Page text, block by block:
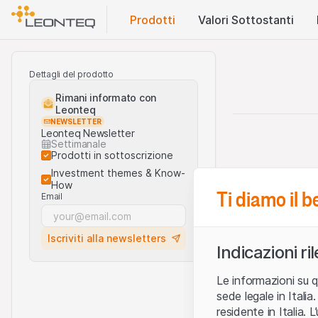
Prodotti Valori Sottostanti
Dettagli del prodotto
Rimani informato con
Leonteq
NEWSLETTER
Leonteq Newsletter
Settimanale
Prodotti in sottoscrizione
Investment themes & Know-
How
Email
Iscriviti alla newsletters
Ti diamo il
Indicazioni
Le informazioni su
sede legale in
residente in Italia.